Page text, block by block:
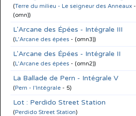
(Terre du milieu - Le seigneur des Anneaux -
(omn))
L'Arcane des Épées - Intégrale III
(L'Arcane des épées - (omn3))
L'Arcane des Épées - Intégrale II
(L'Arcane des épées - (omn2))
La Ballade de Pern - Intégrale V
(Pern - l'Intégrale - 5)
Lot : Perdido Street Station
(Perdido Street Station)